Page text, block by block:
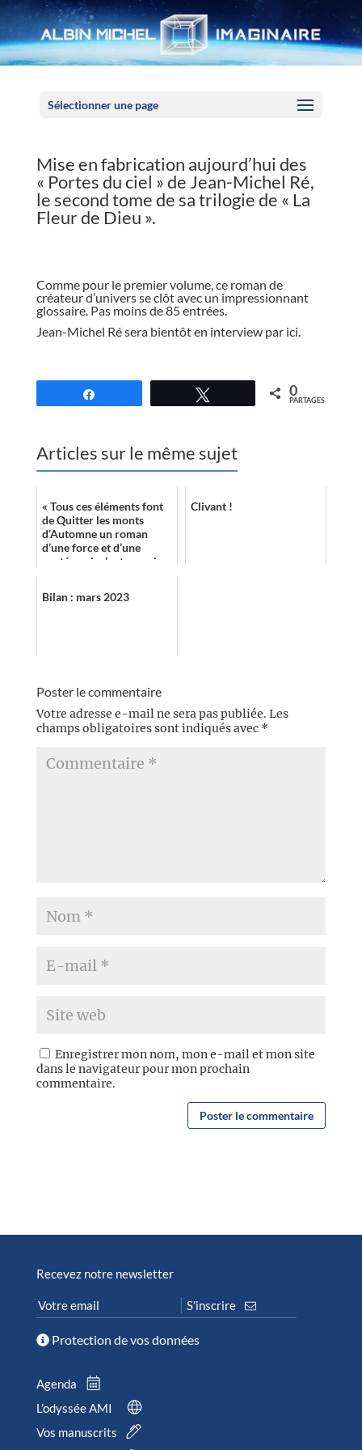
Sélectionner une page
Mise en fabrication aujourd’hui des
« Portes du ciel » de Jean-Michel Ré,
le second tome de sa trilogie de « La
Fleur de Dieu ».
Comme pour le premier volume, ce roman de
créateur d’univers se clôt avec un impressionnant
glossaire. Pas moins de 85 entrées.
Jean-Michel Ré sera bientôt en interview par ici.
0
PARTAGES
Articles sur le même sujet
« Tous ces éléments font
de Quitter les monts
d’Automne un roman
d’une force et d’une
portée qui m’ont surpris,
Clivant !
Bilan : mars 2023
Poster le commentaire
Votre adresse e-mail ne sera pas publiée. Les
champs obligatoires sont indiqués avec *
Enregistrer mon nom, mon e-mail et mon site
dans le navigateur pour mon prochain
commentaire.
Recevez notre newsletter
Protection de vos données
Agenda
L’odyssée AMI
Vos manuscrits
Panneau de gestion des cookies